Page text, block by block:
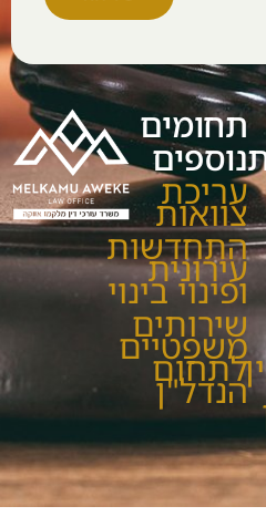
תחומים
נוספים
עריכת
צוואות
התחדשות
עירונית
ופינוי בינוי
שירותים
משפטיים
לתחום
הנדל"ן